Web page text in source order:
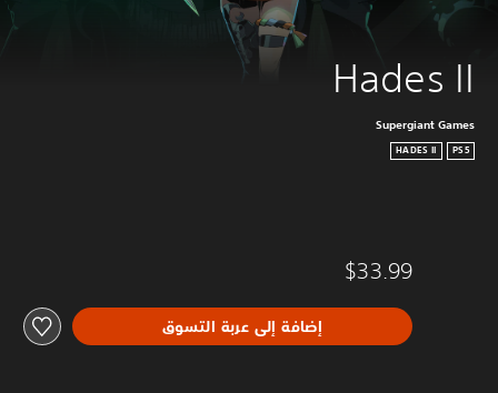
Hades II
Supergiant Games
PS5
HADES II
$33.99
إضافة إلى عربة التسوق